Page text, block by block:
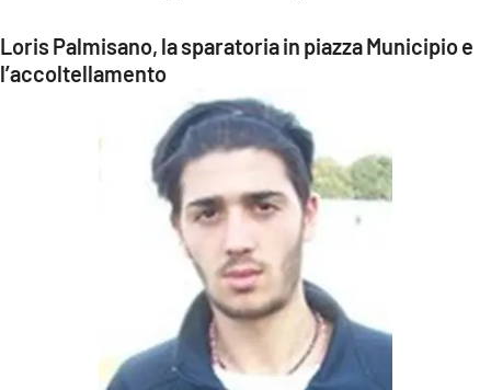
Loris Palmisano, la sparatoria in piazza Municipio e
l’accoltellamento